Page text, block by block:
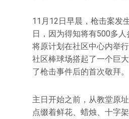
11月12日早晨，枪击案发
日，因为得知将有500多
将原计划在社区中心内举
社区棒球场搭起了一个巨
了枪击事件后的首次敬拜。
主日开始之前，从教堂原
点缀着鲜花、蜡烛、十字